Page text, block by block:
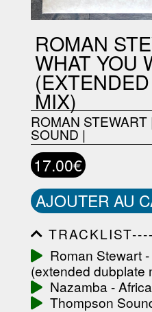
ROMAN
WHAT YOU
MIX)
ROMAN STEWART
SOUND |
17.00€
AJOUTER AU
Roman Stewart
(extended dubplate
Nazamba - Africa
Thompson